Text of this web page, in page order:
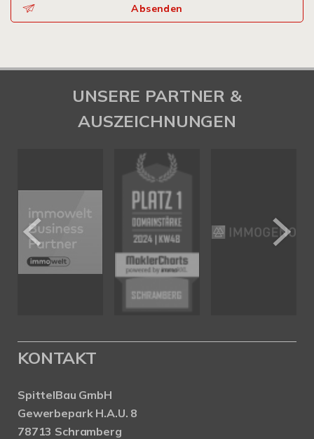
Absenden
UNSERE PARTNER &
AUSZEICHNUNGEN
KONTAKT
SpittelBau GmbH
Gewerbepark H.A.U. 8
78713 Schramberg